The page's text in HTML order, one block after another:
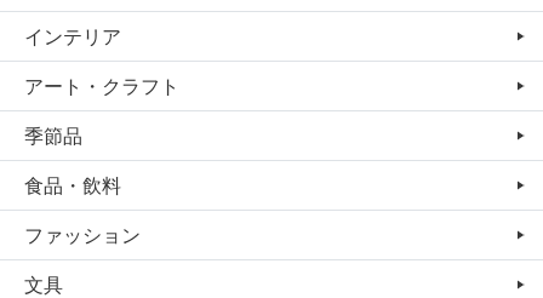
インテリア
アート・クラフト
季節品
食品・飲料
ファッション
文具